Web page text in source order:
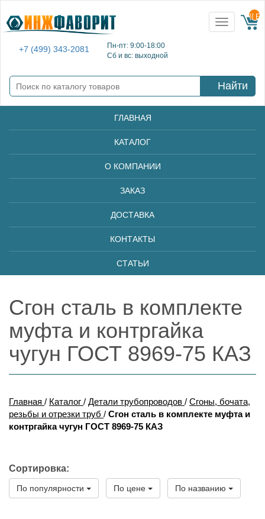
+7 (499) 343-2081
Пн-пт: 9:00-18:00
Сб и вс: выходной
Toggle
navigation
{{
Найти
ГЛАВНАЯ
КАТАЛОГ
О КОМПАНИИ
ЗАКАЗ
ДОСТАВКА
КОНТАКТЫ
СТАТЬИ
Сгон сталь в комплекте
муфта и контргайка
чугун ГОСТ 8969-75 КАЗ
Главная / Каталог / Детали трубопроводов / Сгоны, бочата,
резьбы и отрезки труб / Сгон сталь в комплекте муфта и
контргайка чугун ГОСТ 8969-75 КАЗ
Сортировка:
По популярности По цене По названию